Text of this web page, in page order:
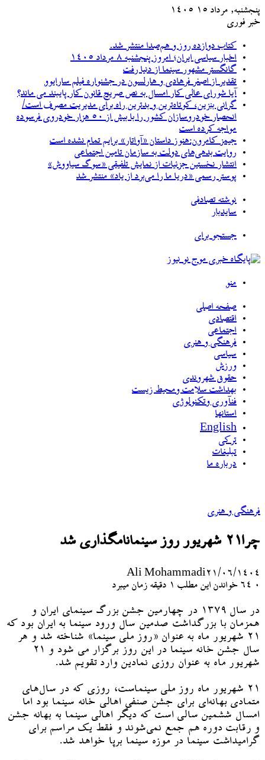
پنجشنبه, مرداد ۱۵ ۱۴۰۵
خبر فوری
کتاب دوازده روز و هم‌صدا منتشر شد.
اخبار سیاسی ایران؛ امروز پنجشنبه ۸ مرداد ۱۴۰۵
گانگستر مشهور سینما از دنیا رفت
تقدیر از اصغر فرهادی و هارلسون در جشنواره فیلم سارایوو
آیا شورای عالی کار امسال به نص صریح قانون کار پایبند می ماند؟
گرانی بنزین، کوتاه‌ترین و بدترین راه برای مدیریت مصرف است/
انحصار خودروسازان کشور را با بیش از ۵۰ هزار خودروی فرسوده
مواجه کرده است
جیمز کامرون:هنوز داستان «آواتار» برایم تمام نشده است
روایت بدهی‌های دولت به سازمان تامین اجتماعی
انتشار نخستین جزئیات از نمایش تلفیقی «سوگ سیاووش»
پوستر رسمی «دریا ما را می‌برد از یاد» منتشر شد
نوشته تصادفی
سایدبار
جستجو برای
منو
صفحه اصلی
اقتصادی
اجتماعی
فرهنگی و هنری
سیاسی
ورزش
حقوق شهروندی
بهداشت سلامت ومحیط زیست
فنآوری وتکنولوژی
استانها
English
ترکی
تبلیغات
درباره ما
فرهنگی و هنری
چرا۲۱ شهریور روز سینمانامگذاری شد
Ali Mohammadi۲۱/۰۶/۱۴۰۴
۰
خواندن این مطلب 1 دقیقه زمان میبرد
در سال ۱۳۷۹ در چهارمین جشن بزرگ سینمای ایران و
همزمان با بزرگداشت صدمین سال ورود سینما به ایران بود که
۲۱ شهریور ماه به عنوان «روز ملی سینما» شناخته شد و هر
سال جشن خانه سینما در این روز برگزار می شود و ۲۱
شهریور ماه به عنوان روزی نمادین وارد تقویم شد.
۲۱ شهریور ماه روز ملی سینماست، روزی که در سال‌های
متمادی بهانه‌ای برای جشن صنفی اهالی خانه سینما بود اما
امسال ششمین سالی است که دیگر اهالی سینما به بهانه جشن
و رقابت دوره هم جمع نمی‌شوند و فقط یک مراسم برای
گرامیداشت سینما در موزه سینما برپا خواهد شد.